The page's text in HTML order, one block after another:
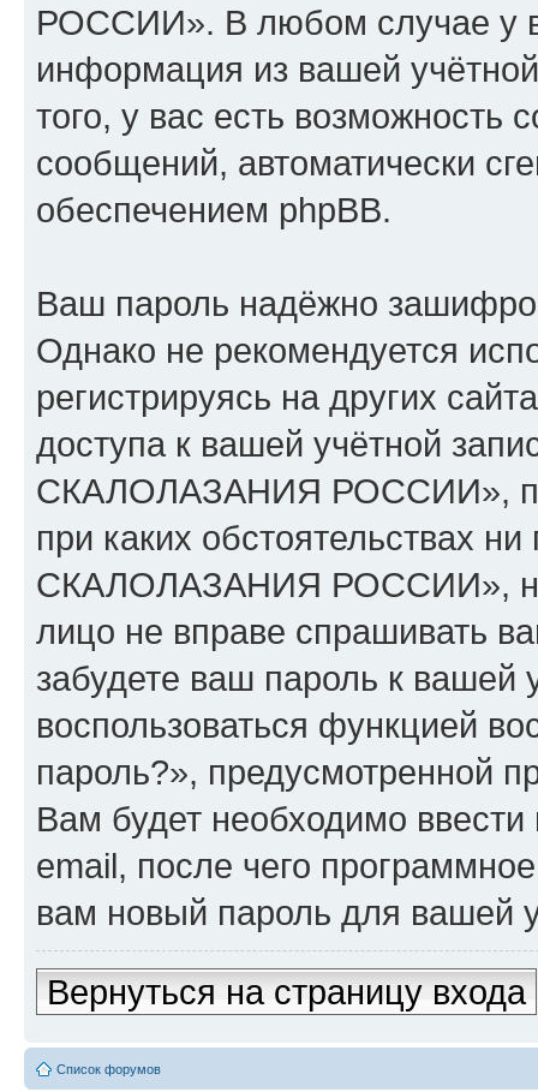
РОССИИ». В любом случае у
информация из вашей
того, у вас есть возможность
сообщений, автоматически
обеспечением phpBB.
Ваш пароль надёжно
Однако не рекомендуется
регистрируясь на других
доступа к вашей учётной
СКАЛОЛАЗАНИЯ РОССИИ»,
при каких обстоятельствах
СКАЛОЛАЗАНИЯ РОССИИ», ни
лицо не вправе спрашивать
забудете ваш пароль к вашей
воспользоваться функцией
пароль?», предусмотренной
Вам будет необходимо
email, после чего
вам новый пароль для вашей
Вернуться на страницу входа
Список форумов